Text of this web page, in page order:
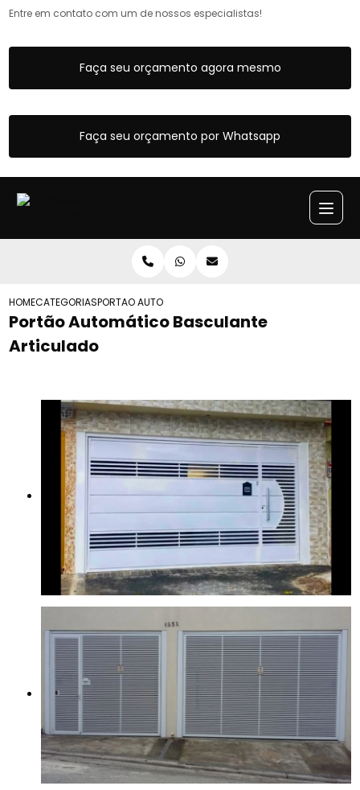
Entre em contato com um de nossos especialistas!
Faça seu orçamento agora mesmo
Faça seu orçamento por Whatsapp
HOMECATEGORIASPORTAO AUTOMATICO BASCULANTE ARTICULADO
Portão Automático Basculante
Articulado